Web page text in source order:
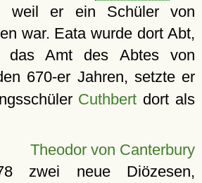
weil er ein Schüler von
war. Eata wurde dort Abt,
das Amt des Abtes von
670-er Jahren, setzte er
Cuthbert dort als
Theodor von Canterbury
zwei neue Diözesen,